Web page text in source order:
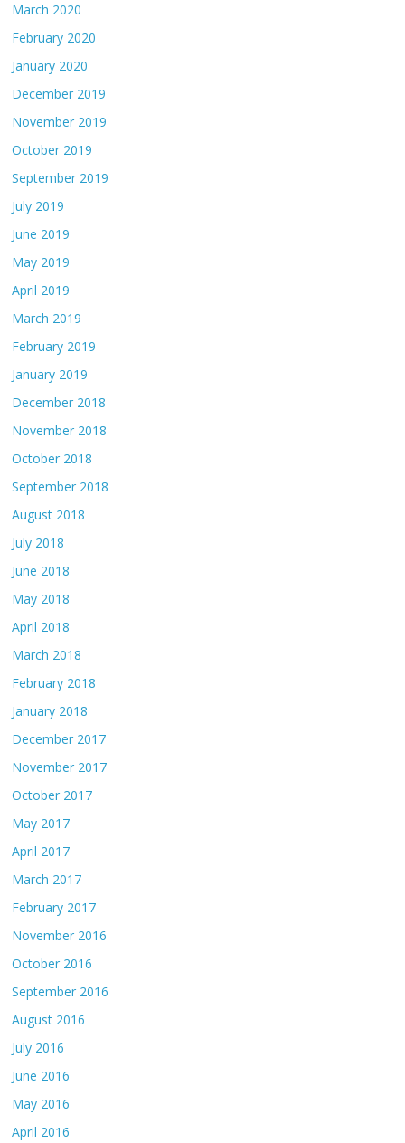
March 2020
February 2020
January 2020
December 2019
November 2019
October 2019
September 2019
July 2019
June 2019
May 2019
April 2019
March 2019
February 2019
January 2019
December 2018
November 2018
October 2018
September 2018
August 2018
July 2018
June 2018
May 2018
April 2018
March 2018
February 2018
January 2018
December 2017
November 2017
October 2017
May 2017
April 2017
March 2017
February 2017
November 2016
October 2016
September 2016
August 2016
July 2016
June 2016
May 2016
April 2016